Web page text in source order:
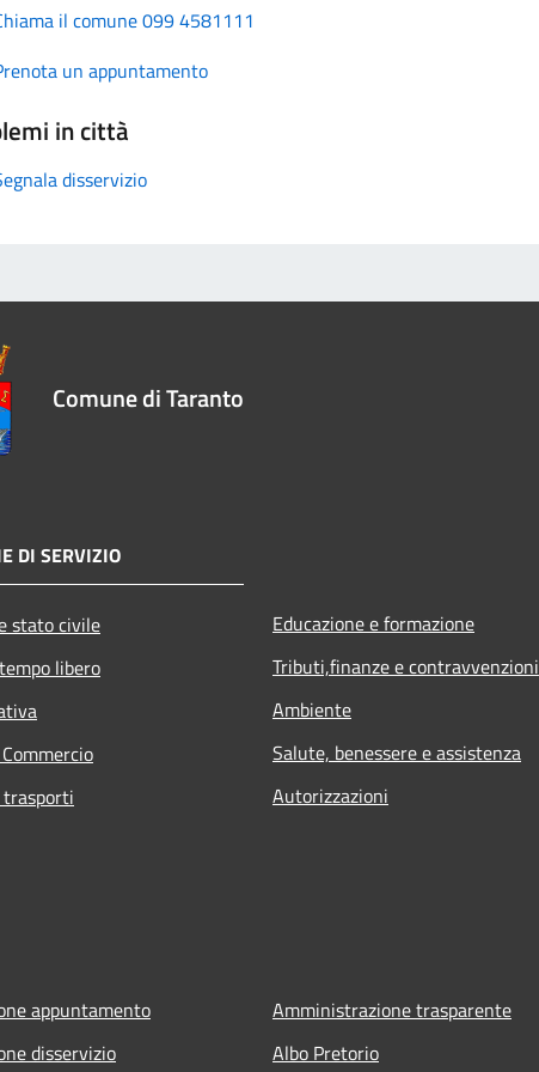
il comune 099 4581111
un appuntamento
in città
disservizio
Comune di Taranto
DI SERVIZIO
stato civile
libero
Educazione e formazione
Tributi,finanze e contravvenzioni
Ambiente
Salute, benessere e assistenza
Autorizzazioni
appuntamento
disservizio
Amministrazione trasparente
Albo Pretorio